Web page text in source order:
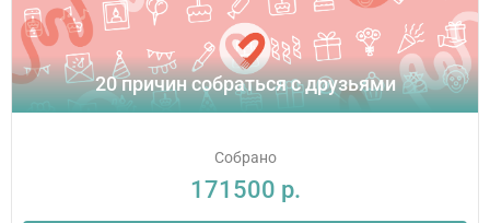
Войти
Регистрация
20 причин собраться с друзьями
Собрано
171500 р.